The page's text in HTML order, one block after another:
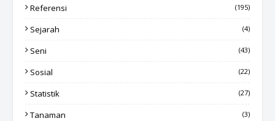
Referensi (195)
Sejarah (4)
Seni (43)
Sosial (22)
Statistik (27)
Tanaman (3)